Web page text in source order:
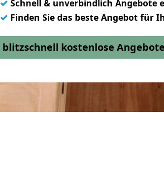
✓ Schnell & unverbindlich Angebote
✓ Finden Sie das beste Angebot für
blitzschnell kostenlose